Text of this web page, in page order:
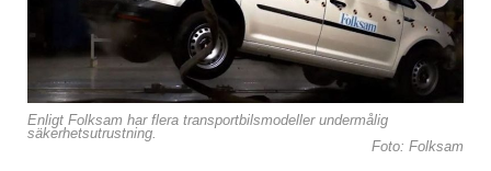
Enligt Folksam har flera transportbilsmodeller undermålig
säkerhetsutrustning.
Foto: Folksam